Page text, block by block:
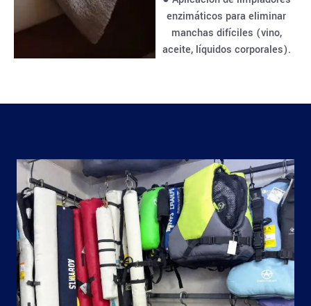
enzimáticos para eliminar
manchas difíciles (vino,
aceite, líquidos corporales).